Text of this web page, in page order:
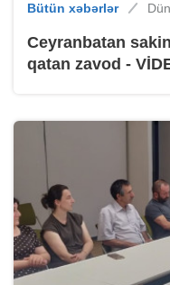
Bütün xəbərlər
Ceyranbatan
qatan zavod -